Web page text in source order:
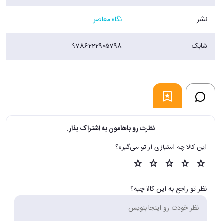
نشر نگاه معاصر
شابک 9786222905798
نظرت رو باهامون به اشتراک بذار.
این کالا چه امتیازی از تو می‌گیره؟
نظر تو راجع به این کالا چیه؟